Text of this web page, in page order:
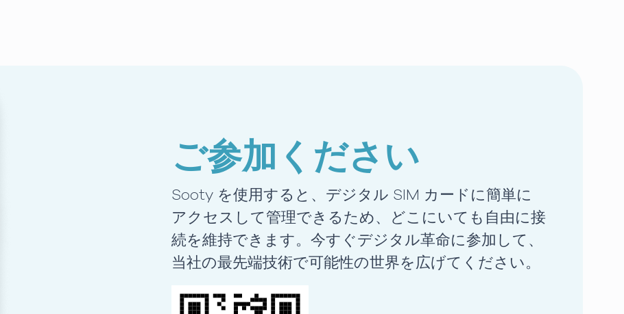
ご参加ください
Sooty を使用すると、デジタル SIM カードに簡単に
アクセスして管理できるため、どこにいても自由に接
続を維持できます。今すぐデジタル革命に参加して、
当社の最先端技術で可能性の世界を広げてください。